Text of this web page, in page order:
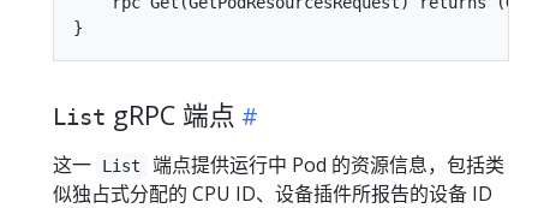
List gRPC 端点
这一 List
端点提供运行中 Pod 的资源信息，包括类
似独占式分配的 CPU ID、设备插件所报告的设备 ID